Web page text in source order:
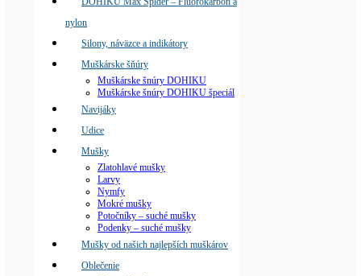
nylon
Silony, náväzce a indikátory
Muškárske šňúry
Muškárske šnúry DOHIKU
Muškárske šnúry DOHIKU špeciál
Navijáky
Udice
Mušky
Zlatohlavé mušky
Larvy
Nymfy
Mokré mušky
Potočníky – suché mušky
Podenky – suché mušky
Mušky od našich najlepších muškárov
Oblečenie